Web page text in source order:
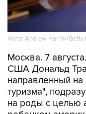
Фото: Andrew Harnik/Getty
Москва. 7
США Дональд
направленный на
туризма",
на роды с целью